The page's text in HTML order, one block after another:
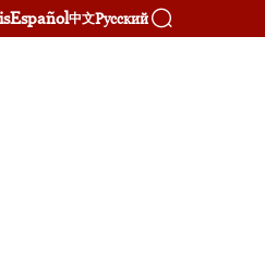
Español中文Русский